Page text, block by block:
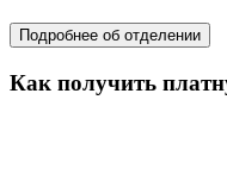
Подробнее об отделении
Как получить